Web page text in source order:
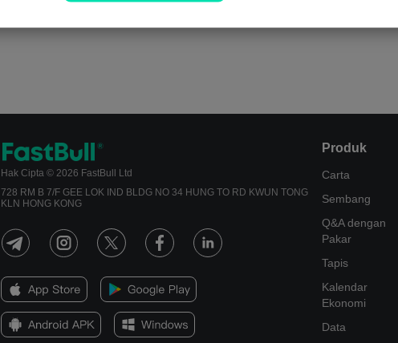
Hak Cipta © 2026 FastBull Ltd
728 RM B 7/F GEE LOK IND BLDG NO 34 HUNG TO RD KWUN TONG
KLN HONG KONG
Produk
Carta
Sembang
Q&A dengan
Pakar
Tapis
Kalendar
Ekonomi
Data